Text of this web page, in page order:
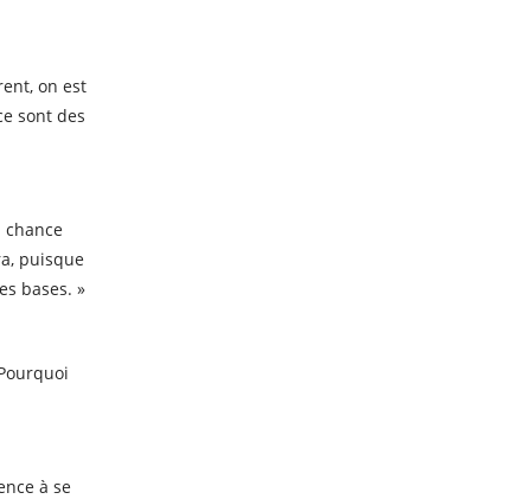
on est
sont des
chance
puisque
bases. »
à se